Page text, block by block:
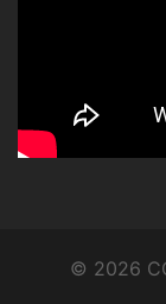
© 2026